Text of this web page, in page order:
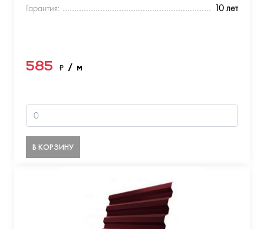
Гарантия:
10 лет
585 ₽ / м
В КОРЗИНУ